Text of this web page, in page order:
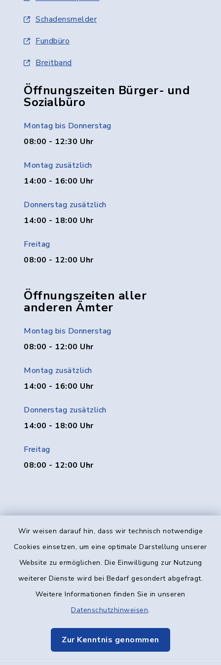
Wir weisen darauf hin, dass wir technisch notwendige
Cookies einsetzen, um eine optimale Darstellung unserer
Website zu ermöglichen. Die Einwilligung zur Nutzung
weiterer Dienste wird bei Bedarf gesondert abgefragt.
Weitere Informationen finden Sie in unseren
Datenschutzhinweisen.
Zur Kenntnis genommen
Schadensmelder
Fundbüro
Breitband
Öffnungszeiten Bürger- und
Sozialbüro
Montag bis Donnerstag
08:00 - 12:30 Uhr
Montag zusätzlich
14:00 - 16:00 Uhr
Donnerstag zusätzlich
14:00 - 18:00 Uhr
Freitag
08:00 - 12:00 Uhr
Öffnungszeiten aller
anderen Ämter
Montag bis Donnerstag
08:00 - 12:00 Uhr
Montag zusätzlich
14:00 - 16:00 Uhr
Donnerstag zusätzlich
14:00 - 18:00 Uhr
Freitag
08:00 - 12:00 Uhr
Kontakt
Datenschutz
Elektronische Kommunikation